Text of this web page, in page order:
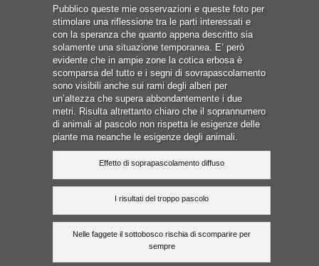
Pubblico queste mie osservazioni e queste foto per
stimolare una riflessione tra le parti interessati e
con la speranza che quanto appena descritto sia
solamente una situazione temporanea. E’ però
evidente che in ampie zone la cotica erbosa è
scomparsa del tutto e i segni di sovrapascolamento
sono visibili anche sui rami degli alberi per
un’altezza che supera abbondantemente i due
metri. Risulta altrettanto chiaro che il soprannumero
di animali al pascolo non rispetta le esigenze delle
piante ma neanche le esigenze degli animali.
Effetto di soprapascolamento diffuso
I risultati del troppo pascolo
Nelle faggete il sottobosco rischia di scomparire per
sempre